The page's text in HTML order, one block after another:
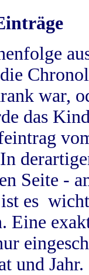
war,
das
Seite -
es
Eine
und Jahr.